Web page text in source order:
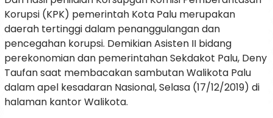
Korupsi (KPK) pemerintah Kota Palu merupakan
daerah tertinggi dalam penanggulangan dan
pencegahan korupsi. Demikian Asisten II bidang
perekonomian dan pemerintahan Sekdakot Palu, Deny
Taufan saat membacakan sambutan Walikota Palu
dalam apel kesadaran Nasional, Selasa (17/12/2019) di
halaman kantor Walikota.